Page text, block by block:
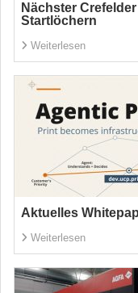
Nächster
Startlöchern
Weiterlesen
Aktuelles
Weiterlesen